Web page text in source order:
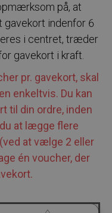
på, at
gavekort indenfor 6
i centret, træder
gavekort i kraft.
pr. gavekort, skal
enkeltvis. Du kan
til din ordre, inden
at lægge flere
at vælge 2 eller
én voucher, der